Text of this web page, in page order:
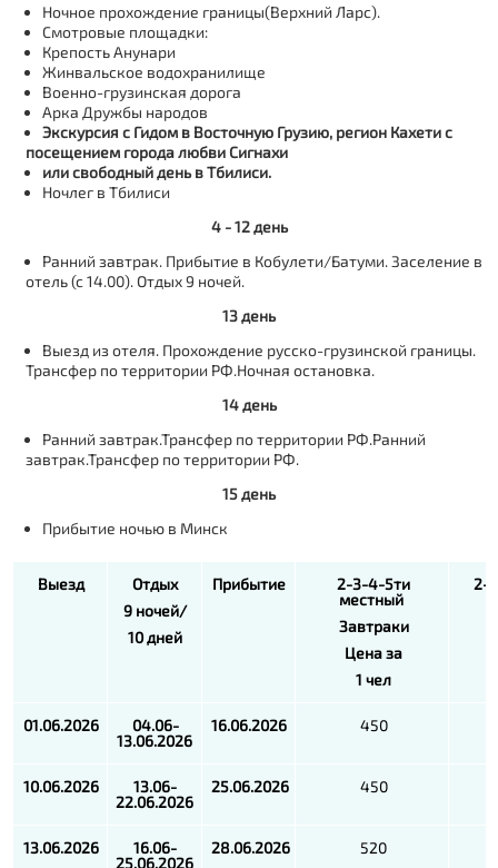
Ночное прохождение границы(Верхний Ларс).
Смотровые площадки:
Крепость Анунари
Жинвальское водохранилище
Военно-грузинская дорога
Арка Дружбы народов
Экскурсия с Гидом в Восточную Грузию, регион Кахети с
посещением города любви Сигнахи
или свободный день в Тбилиси.
Ночлег в Тбилиси
4 - 12 день
Ранний завтрак. Прибытие в Кобулети/Батуми. Заселение в
отель (с 14.00). Отдых 9 ночей.
13 день
Выезд из отеля. Прохождение русско-грузинской границы.
Трансфер по территории РФ.Ночная остановка.
14 день
Ранний завтрак.Трансфер по территории РФ.Ранний
завтрак.Трансфер по территории РФ.
15 день
Прибытие ночью в Минск
Выезд
Отдых
9 ночей/
10 дней
Прибытие
2-3-4-5ти
местный
Завтраки
Цена за
1 чел
2-
01.06.2026
04.06-
13.06.2026
16.06.2026 450
10.06.2026
13.06-
22.06.2026
25.06.2026 450
13.06.2026
16.06-
25.06.2026
28.06.2026 520